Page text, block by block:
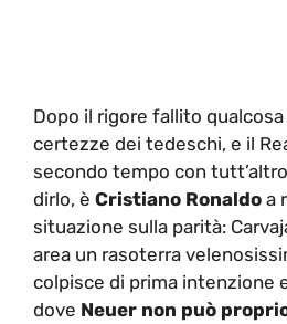
Dopo il rigore fallito
certezze dei tedeschi, e il
secondo tempo con
dirlo, è Cristiano Ronaldo a
situazione sulla parità:
area un rasoterra
colpisce di prima intenzione
dove Neuer non può